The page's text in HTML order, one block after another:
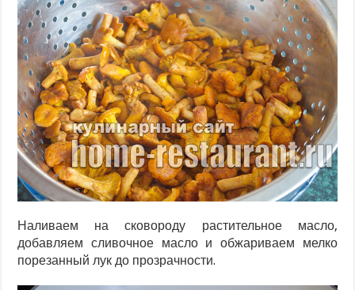
Наливаем на сковороду растительное масло,
добавляем сливочное масло и обжариваем мелко
порезанный лук до прозрачности.